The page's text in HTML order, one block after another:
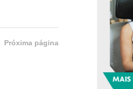
Próxima página